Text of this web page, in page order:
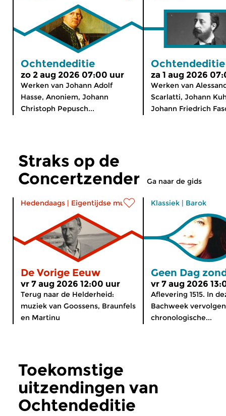
Ochtendeditie
zo 2 aug 2026 07:00 uur
Werken van Johann Adolf
Hasse, Anoniem, Johann
Christoph Pepusch...
Ochtendeditie
za 1 aug 2026
Werken van
Scarlatti, Johann
Johann Friedrich
Straks op de
Concertzender
Ga naar de gids
Hedendaags Eigentijdse muziek
De Vorige Eeuw
vr 7 aug 2026 12:00 uur
Terug naar de Helderheid:
muziek van Goossens, Braunfels
en Martinu
Klassiek Barok
Geen Dag
vr 7 aug 2026
Aflevering 1515. In
Bachweek
chronologische...
Toekomstige
uitzendingen van
Ochtendeditie